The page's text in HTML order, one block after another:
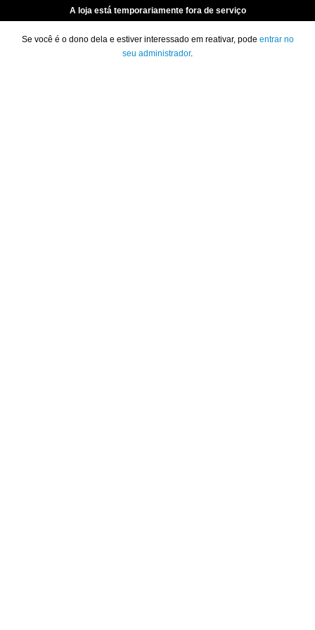
A loja está temporariamente fora de serviço
Se você é o dono dela e estiver interessado em reativar, pode entrar no
seu administrador.